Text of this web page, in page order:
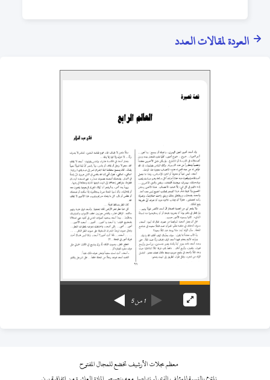
العودة لمقالات العدد
1من5
معظم مجلات الأرشيف تخضع للمجال المفتوح